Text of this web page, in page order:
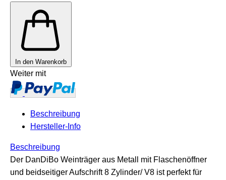
In den Warenkorb
Weiter mit
Beschreibung
Hersteller-Info
Beschreibung
Der DanDiBo Weinträger aus Metall mit Flaschenöffner
und beidseitiger Aufschrift 8 Zylinder/ V8 ist perfekt für